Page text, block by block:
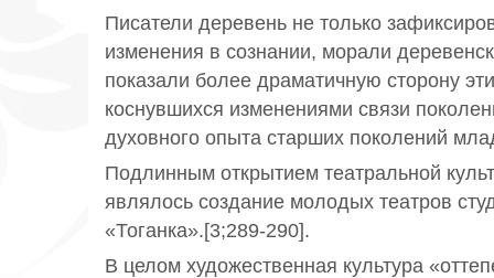
Писатели деревень не только
изменения в сознании, морали
показали более драматичную сторону
коснувшихся изменениями связи
духовного опыта старших поколений
Подлинным открытием театральной
являлось создание молодых театров
«Тоганка».[3;289-290].
В целом художественная культура